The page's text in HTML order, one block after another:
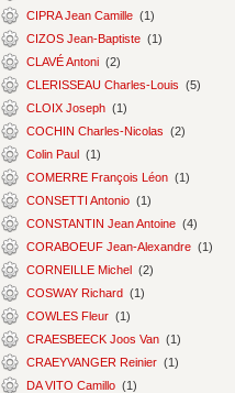
CIPRA Jean Camille (1)
CIZOS Jean-Baptiste (1)
CLAVÉ Antoni (2)
CLERISSEAU Charles-Louis (5)
CLOIX Joseph (1)
COCHIN Charles-Nicolas (2)
Colin Paul (1)
COMERRE François Léon (1)
CONSETTI Antonio (1)
CONSTANTIN Jean Antoine (4)
CORABOEUF Jean-Alexandre (1)
CORNEILLE Michel (2)
COSWAY Richard (1)
COWLES Fleur (1)
CRAESBEECK Joos Van (1)
CRAEYVANGER Reinier (1)
DA VITO Camillo (1)